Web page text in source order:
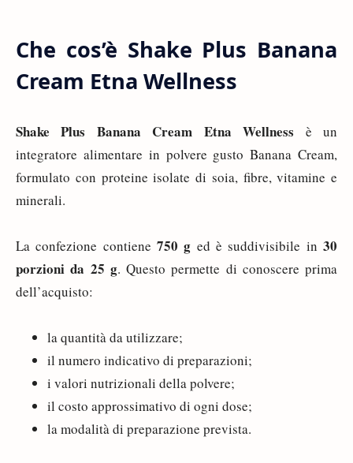
Che cos’è Shake Plus Banana
Cream Etna Wellness
Shake Plus Banana Cream Etna Wellness è un
integratore alimentare in polvere gusto Banana Cream,
formulato con proteine isolate di soia, fibre, vitamine e
minerali.
La confezione contiene 750 g ed è suddivisibile in30
porzioni da 25 g. Questo permette di conoscere prima
dell’acquisto:
la quantità da utilizzare;
il numero indicativo di preparazioni;
i valori nutrizionali della polvere;
il costo approssimativo di ogni dose;
la modalità di preparazione prevista.